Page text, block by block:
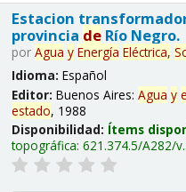
Estacion
provincia deRío Negro.
por Agua y Energía Eléctrica,
Idioma: Español
Editor: Buenos Aires: Agua y
estado, 1988
Disponibilidad: Ítems
topográfica: 621.374.5/A282/